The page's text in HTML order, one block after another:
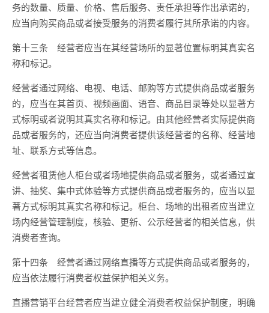
务的数量、质量、价格、售后服务、责任承担等作出承诺的，
应当向购买商品或者接受服务的消费者履行其所承诺的内容。
第十三条 经营者应当在其经营场所的显著位置标明其真实名
称和标记。
经营者通过网络、电视、电话、邮购等方式提供商品或者服务
的，应当在其首页、视频画面、语音、商品目录等处以显著方
式标明或者说明其真实名称和标记。由其他经营者实际提供商
品或者服务的，还应当向消费者提供该经营者的名称、经营地
址、联系方式等信息。
经营者租赁他人柜台或者场地提供商品或者服务，或者通过宣
讲、抽奖、集中式体验等方式提供商品或者服务的，应当以显
著方式标明其真实名称和标记。柜台、场地的出租者应当建立
场内经营管理制度，核验、更新、公示经营者的相关信息，供
消费者查询。
第十四条 经营者通过网络直播等方式提供商品或者服务的，
应当依法履行消费者权益保护相关义务。
直播营销平台经营者应当建立健全消费者权益保护制度，明确